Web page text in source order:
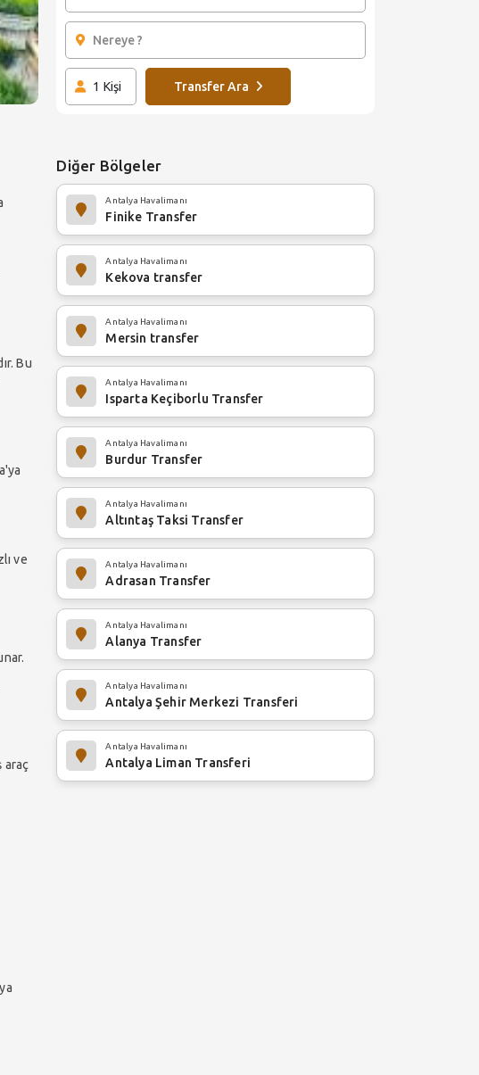
Bu
ve
araç
1 Kişi Transfer Ara
Diğer Bölgeler
Antalya Havalimanı
Finike Transfer
Antalya Havalimanı
Kekova transfer
Antalya Havalimanı
Mersin transfer
Antalya Havalimanı
Isparta Keçiborlu Transfer
Antalya Havalimanı
Burdur Transfer
Antalya Havalimanı
Altıntaş Taksi Transfer
Antalya Havalimanı
Adrasan Transfer
Antalya Havalimanı
Alanya Transfer
Antalya Havalimanı
Antalya Şehir Merkezi Transferi
Antalya Havalimanı
Antalya Liman Transferi